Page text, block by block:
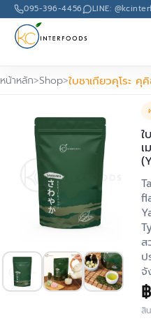
095-396-4456 LINE:
หน้าหลัก Shop
ใ
เ
ส
ป
จั
฿
สิ